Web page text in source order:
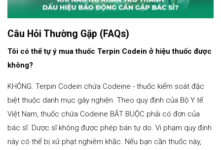
Câu Hỏi Thường Gặp (FAQs)
Tôi có thể tự ý mua thuốc Terpin Codein ở hiệu thuốc được
không?
KHÔNG. Terpin Codein chứa Codeine - thuốc kiểm soát đặc
biệt thuộc danh mục gây nghiện. Theo quy định của Bộ Y tế
Việt Nam, thuốc chứa Codeine BẮT BUỘC phải có đơn của
bác sĩ. Dược sĩ không được phép bán tự do. Vi phạm quy định
này có thể bị xử phạt nghiêm khắc. Nếu bạn cần thuốc này,